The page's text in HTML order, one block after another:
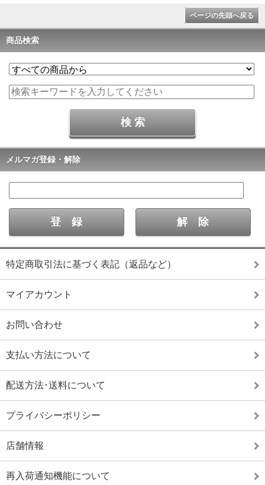
ページの先頭へ戻る
商品検索
メルマガ登録・解除
特定商取引法に基づく表記（返品など）
マイアカウント
お問い合わせ
支払い方法について
配送方法･送料について
プライバシーポリシー
店舗情報
再入荷通知機能について